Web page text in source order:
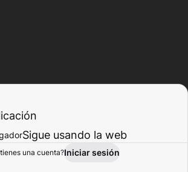
Explorar Actividad
Sigue usando la web
una cuenta?Iniciar sesión